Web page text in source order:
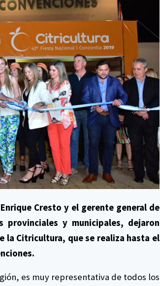
Cresto y el gerente general de
provinciales y municipales, dejaron
la Citricultura, que se realiza hasta el
es muy representativa de todos los